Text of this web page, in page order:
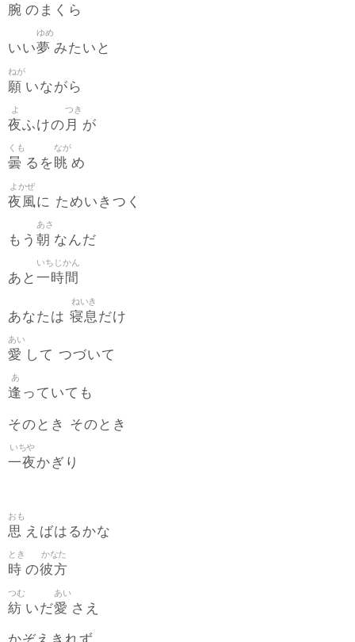
腕 のまくら
いい夢
ゆめ
みたいと
願
ねが
いながら
夜
よ
ふけの 月
つき
が
曇
くも
るを 眺
なが
め
夜風
よかぜ
に ためいきつく
もう 朝
あさ
なんだ
あと 一時間
いちじかん
あなたは 寝息
ねいき
だけ
愛
あい
して つづいて
逢
あ
っていても
そのとき そのとき
一夜
いちや
かぎり
思
おも
えばはるかな
時
とき
の彼方
かなた
紡
つむ
いだ愛
あい
さえ